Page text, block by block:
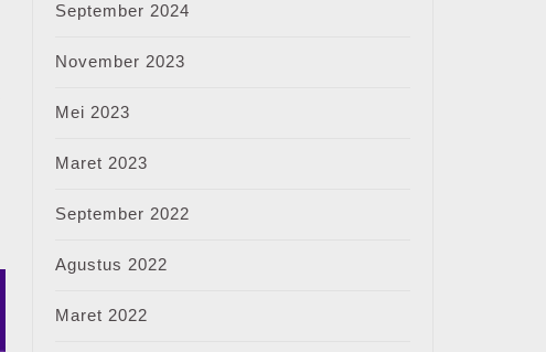
September 2024
November 2023
Mei 2023
Maret 2023
September 2022
Agustus 2022
Maret 2022